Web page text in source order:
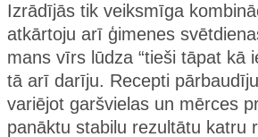
Izrādījās tik veiksmīga
atkārtoju arī ģimenes
mans vīrs lūdza “tieši tāpat kā
tā arī darīju. Recepti
variējot garšvielas un mērces
panāktu stabilu rezultātu katru